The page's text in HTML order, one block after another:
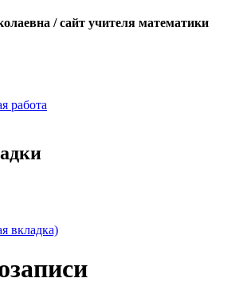
/ сайт учителя математики
работа
вкладка)